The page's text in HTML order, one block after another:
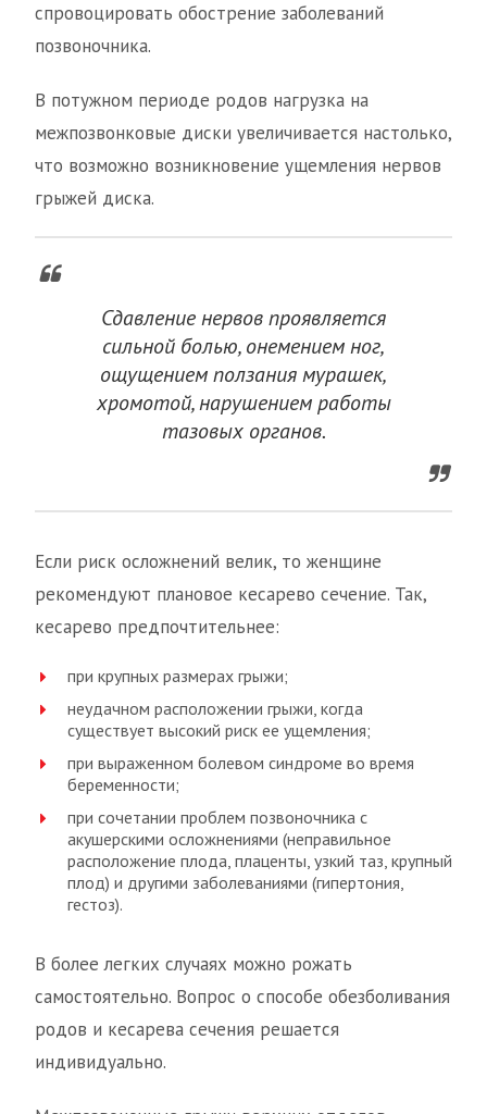
спровоцировать обострение заболеваний
позвоночника.
В потужном периоде родов нагрузка на
межпозвонковые диски увеличивается настолько,
что возможно возникновение ущемления нервов
грыжей диска.
Сдавление нервов проявляется
сильной болью, онемением ног,
ощущением ползания мурашек,
хромотой, нарушением работы
тазовых органов.
Если риск осложнений велик, то женщине
рекомендуют плановое кесарево сечение. Так,
кесарево предпочтительнее:
при крупных размерах грыжи;
неудачном расположении грыжи, когда
существует высокий риск ее ущемления;
при выраженном болевом синдроме во время
беременности;
при сочетании проблем позвоночника с
акушерскими осложнениями (неправильное
расположение плода, плаценты, узкий таз, крупный
плод) и другими заболеваниями (гипертония,
гестоз).
В более легких случаях можно рожать
самостоятельно. Вопрос о способе обезболивания
родов и кесарева сечения решается
индивидуально.